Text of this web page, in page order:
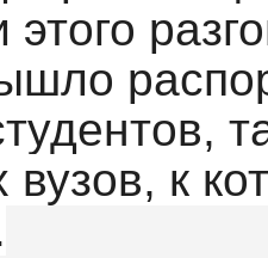
этого
вузов, к